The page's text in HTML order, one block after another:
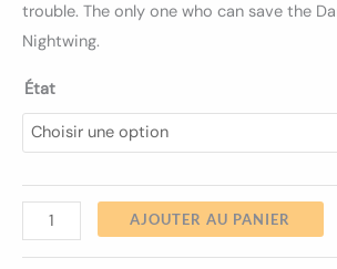
trouble. The only one who can save the
Nightwing.
État
AJOUTER AU PANIER